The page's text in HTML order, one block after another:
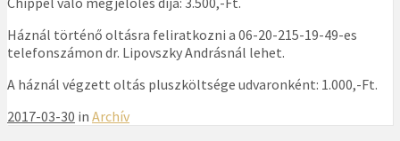
Háznál történő oltásra feliratkozni a 06-20-215-19-49-es
telefonszámon dr. Lipovszky Andrásnál lehet.
A háznál végzett oltás pluszköltsége udvaronként: 1.000,-Ft.
2017-03-30 in Archív